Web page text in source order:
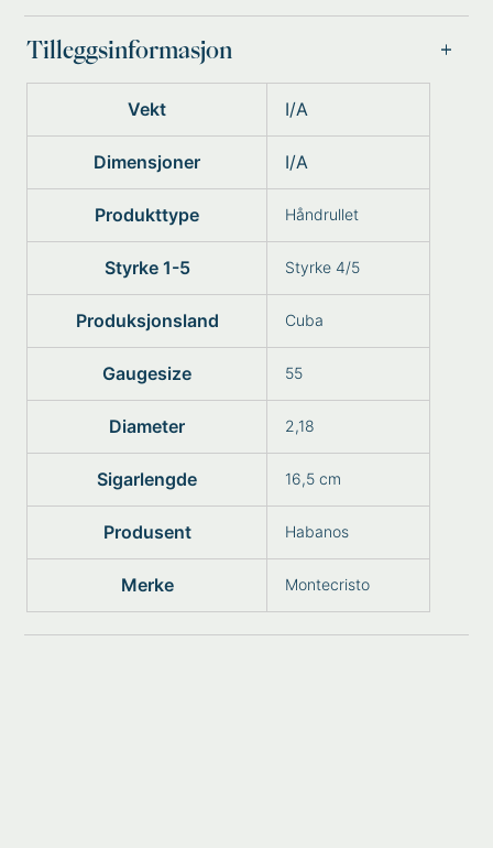
Tilleggsinformasjon
Vekt I/A
Dimensjoner I/A
Produkttype Håndrullet
Styrke 1-5 Styrke 4/5
Produksjonsland Cuba
Gaugesize 55
Diameter 2,18
Sigarlengde 16,5 cm
Produsent Habanos
Merke Montecristo